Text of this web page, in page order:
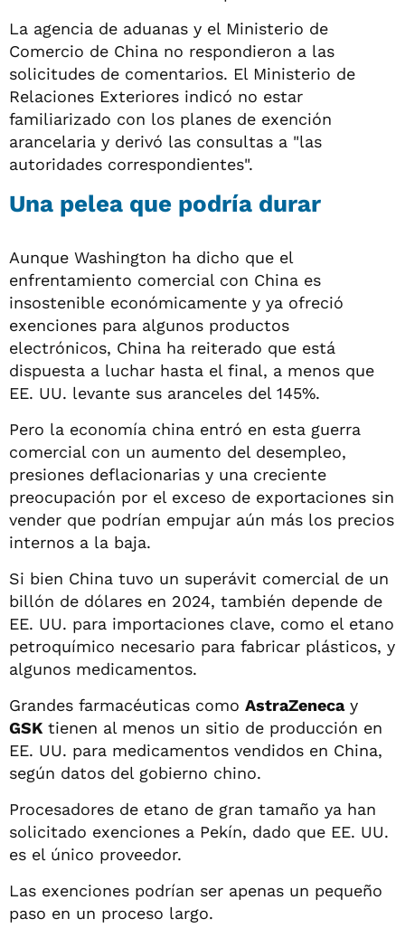
La agencia de aduanas y el Ministerio de
Comercio de China no respondieron a las
solicitudes de comentarios. El Ministerio de
Relaciones Exteriores indicó no estar
familiarizado con los planes de exención
arancelaria y derivó las consultas a "las
autoridades correspondientes".
Una pelea que podría durar
Aunque Washington ha dicho que el
enfrentamiento comercial con China es
insostenible económicamente y ya ofreció
exenciones para algunos productos
electrónicos, China ha reiterado que está
dispuesta a luchar hasta el final, a menos que
EE. UU. levante sus aranceles del 145%.
Pero la economía china entró en esta guerra
comercial con un aumento del desempleo,
presiones deflacionarias y una creciente
preocupación por el exceso de exportaciones sin
vender que podrían empujar aún más los precios
internos a la baja.
Si bien China tuvo un superávit comercial de un
billón de dólares en 2024, también depende de
EE. UU. para importaciones clave, como el etano
petroquímico necesario para fabricar plásticos, y
algunos medicamentos.
Grandes farmacéuticas como AstraZenecay
GSK tienen al menos un sitio de producción en
EE. UU. para medicamentos vendidos en China,
según datos del gobierno chino.
Procesadores de etano de gran tamaño ya han
solicitado exenciones a Pekín, dado que EE. UU.
es el único proveedor.
Las exenciones podrían ser apenas un pequeño
paso en un proceso largo.